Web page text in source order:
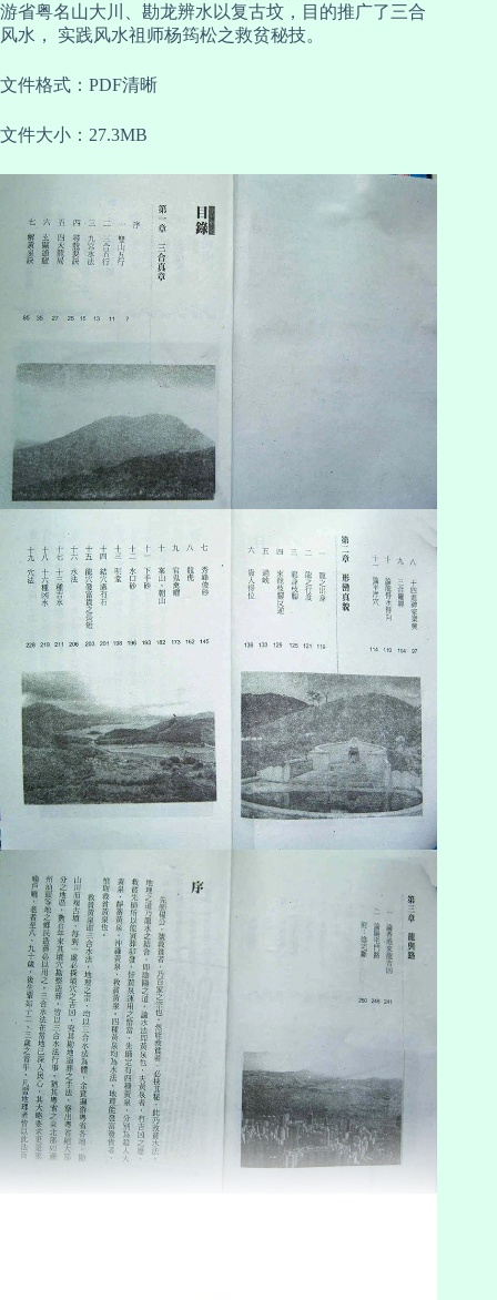
游省粤名山大川、勘龙辨水以复古坟，目的推广了三合
风水， 实践风水祖师杨筠松之救贫秘技。
文件格式：PDF清晰
文件大小：27.3MB